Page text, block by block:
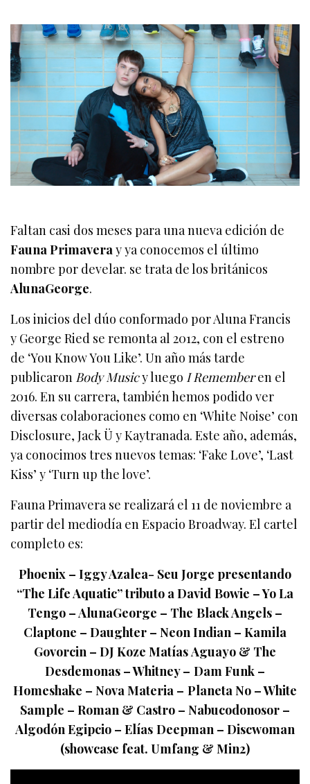
Faltan casi dos meses para una nueva edición de
Fauna Primaveray ya conocemos el último
nombre por develar. se trata de los británicos
AlunaGeorge.
Los inicios del dúo conformado por Aluna Francis
y George Ried se remonta al 2012, con el estreno
de ‘You Know You Like’. Un año más tarde
publicaron Body Musicy luego I Rememberen el
2016. En su carrera, también hemos podido ver
diversas colaboraciones como en ‘White Noise’ con
Disclosure, Jack Ü y Kaytranada. Este año, además,
ya conocimos tres nuevos temas: ‘Fake Love’, ‘Last
Kiss’ y ‘Turn up the love’.
Fauna Primavera se realizará el 11 de noviembre a
partir del mediodía en Espacio Broadway. El cartel
completo es:
Phoenix – Iggy Azalea- Seu Jorge presentando
“The Life Aquatic” tributo a David Bowie – Yo La
Tengo – AlunaGeorge – The Black Angels –
Claptone – Daughter – Neon Indian – Kamila
Govorcin – DJ Koze Matías Aguayo & The
Desdemonas – Whitney – Dam Funk –
Homeshake – Nova Materia – Planeta No – White
Sample – Roman & Castro – Nabucodonosor –
Algodón Egipcio – Elías Deepman – Discwoman
(showcase feat. Umfang & Min2)